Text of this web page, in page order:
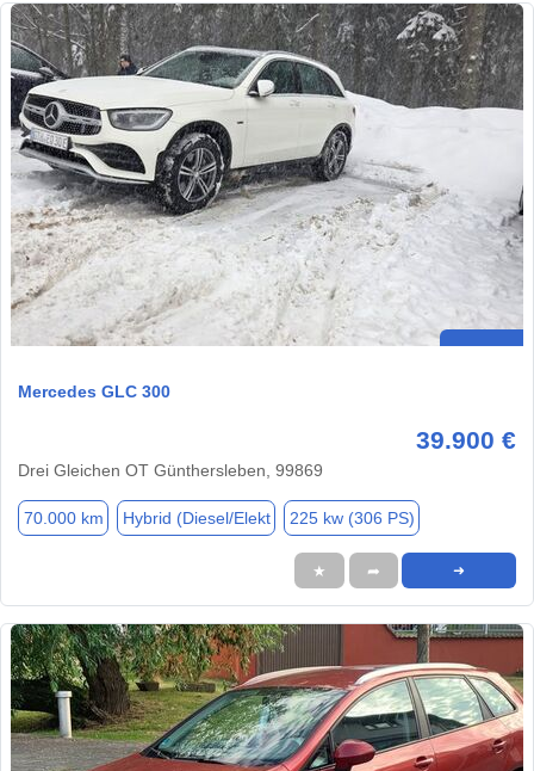
Mercedes GLC 300
39.900 €
Drei Gleichen OT Günthersleben, 99869
70.000 km Hybrid (Diesel/Elekt 225 kw (306 PS)
★ ➦ ➜